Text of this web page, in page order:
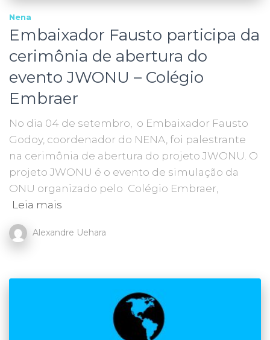
Nena
Embaixador Fausto participa da
cerimônia de abertura do
evento JWONU – Colégio
Embraer
No dia 04 de setembro, o Embaixador Fausto
Godoy, coordenador do NENA, foi palestrante
na cerimônia de abertura do projeto JWONU. O
projeto JWONU é o evento de simulação da
ONU organizado pelo Colégio Embraer,
Leia mais
Alexandre Uehara